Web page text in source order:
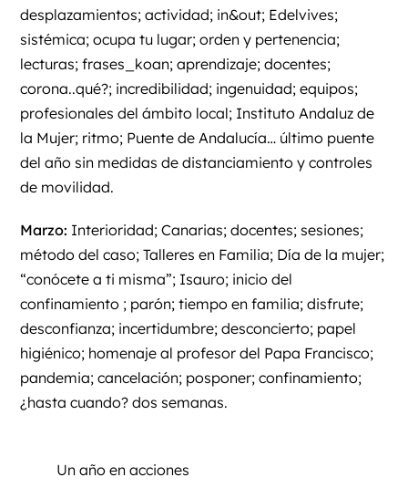
desplazamientos; actividad; in&out; Edelvives;
sistémica; ocupa tu lugar; orden y pertenencia;
lecturas; frases_koan; aprendizaje; docentes;
corona..qué?; incredibilidad; ingenuidad; equipos;
profesionales del ámbito local; Instituto Andaluz de
la Mujer; ritmo; Puente de Andalucía… último puente
del año sin medidas de distanciamiento y controles
de movilidad.
Marzo: Interioridad; Canarias; docentes; sesiones;
método del caso; Talleres en Familia; Día de la mujer;
“conócete a ti misma”; Isauro; inicio del
confinamiento ; parón; tiempo en familia; disfrute;
desconfianza; incertidumbre; desconcierto; papel
higiénico; homenaje al profesor del Papa Francisco;
pandemia; cancelación; posponer; confinamiento;
¿hasta cuando? dos semanas.
Un año en acciones